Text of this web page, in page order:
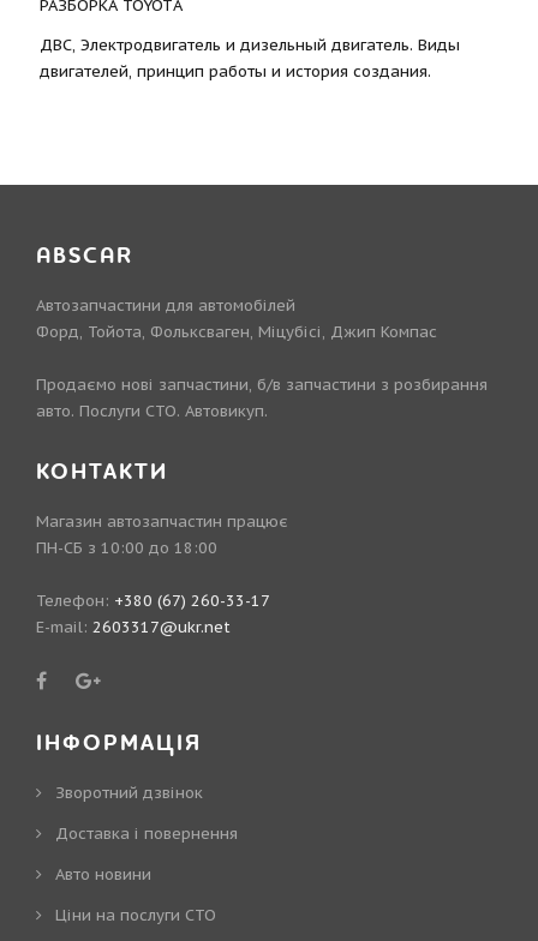
РАЗБОРКА TOYOTА
ДВС, Электродвигатель и дизельный двигатель. Виды
двигателей, принцип работы и история создания.
ABSCAR
Автозапчастини для автомобілей
Форд, Тойота, Фольксваген, Міцубісі, Джип Компас
Продаємо нові запчастини, б/в запчастини з розбирання
авто. Послуги СТО. Автовикуп.
КОНТАКТИ
Магазин автозапчастин працює
ПН-СБ з 10:00 до 18:00
Телефон: +380 (67) 260-33-17
E-mail: 2603317@ukr.net
ІНФОРМАЦІЯ
Зворотний дзвінок
Доставка і повернення
Авто новини
Ціни на послуги СТО